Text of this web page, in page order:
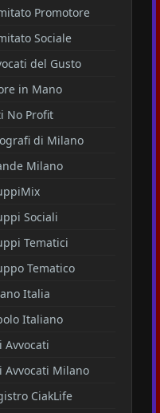
Promotore
Sociale
del Gusto
in Mano
No Profit
di Milano
Milano
Sociali
Tematici
Tematico
Italia
Italiano
Avvocati
Avvocati Milano
CiakLife